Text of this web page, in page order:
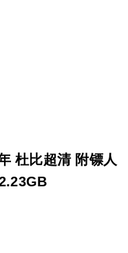
杜比超清 附镖人